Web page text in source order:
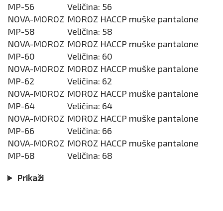
MP-56
Veličina: 56
NOVA-MOROZ
MP-58
MOROZ HACCP muške pantalone
Veličina: 58
NOVA-MOROZ
MP-60
MOROZ HACCP muške pantalone
Veličina: 60
NOVA-MOROZ
MP-62
MOROZ HACCP muške pantalone
Veličina: 62
NOVA-MOROZ
MP-64
MOROZ HACCP muške pantalone
Veličina: 64
NOVA-MOROZ
MP-66
MOROZ HACCP muške pantalone
Veličina: 66
NOVA-MOROZ
MP-68
MOROZ HACCP muške pantalone
Veličina: 68
Prikaži